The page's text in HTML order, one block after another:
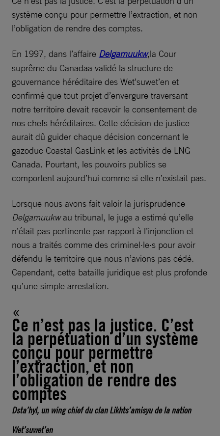
système conçu pour permettre l’extraction, et non
l’obligation de rendre des comptes.
En 1997, dans l’affaire Delgamuukw,la Cour
suprême du Canadaa validé la structure de
gouvernance héréditaire des Wet’suwet’en et
confirmé que tout projet d’envergure traversant
notre territoire devait recevoir le consentement de
nos chefs héréditaires. Cette décision de justice
aurait dû guider chaque décision concernant le
gazoduc Coastal GasLink et les activités de LNG
Canada. Pourtant, les pouvoirs publics se
comportent aujourd’hui comme si elle n’existait pas.
Lorsque nous avons fait valoir la jurisprudence
Delgamuukwau tribunal, le juge a estimé qu’elle
n’était pas pertinente par rapport à l’injonction et
nous a traités comme des criminel·le·s pour avoir
défendu le territoire que nous n’avions pas cédé.
Cependant, cette bataille juridique est plus profonde
qu’une simple arrestation.
Ce n’est pas la justice. C’est
la perpétuation d’un système
conçu pour permettre
l’extraction, et non
l’obligation de rendre des
comptes
Dsta’hyl, un wing chiefdu clan Likhts’amisyu de la nation
Wet’suwet’en